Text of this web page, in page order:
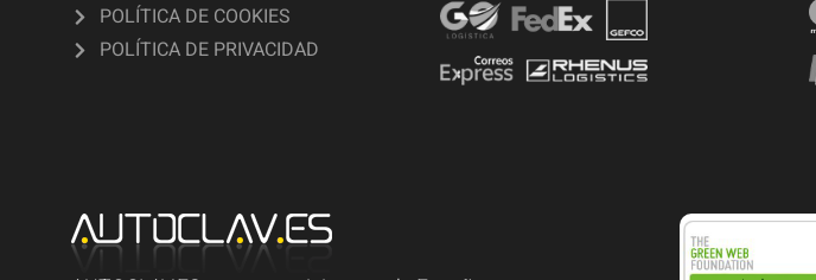
POLÍTICA DE COOKIES
POLÍTICA DE PRIVACIDAD